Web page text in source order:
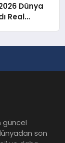
Dünya
Real
güncel
son